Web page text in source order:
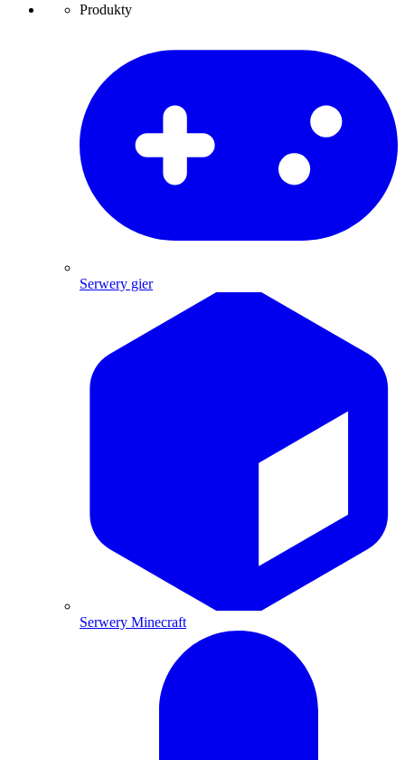
Produkty
Serwery gier
Serwery Minecraft